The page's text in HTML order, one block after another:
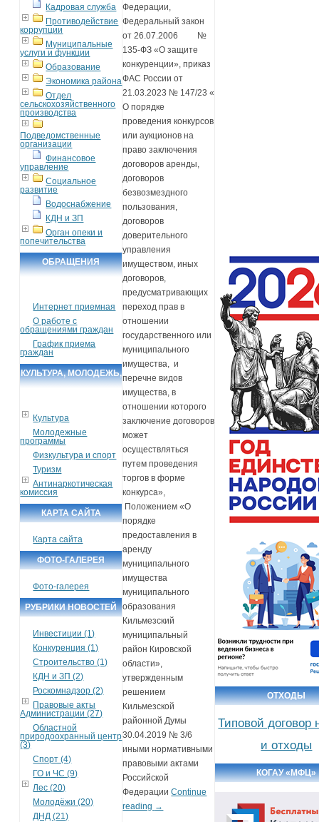
Кадровая служба
Противодействие
коррупции
Муниципальные
услуги и функции
Образование
Экономика района
Отдел
сельскохозяйственного
производства
Подведомственные
организации
Финансовое
управление
Социальное
развитие
Водоснабжение
КДН и ЗП
Орган опеки и
попечительства
ОБРАЩЕНИЯ
Интернет приемная
О работе с
обращениями граждан
График приема
граждан
КУЛЬТУРА, МОЛОДЕЖЬ,
Культура
Молодежные
программы
Физкультура и спорт
Туризм
Антинаркотическая
комиссия
КАРТА САЙТА
Карта сайта
ФОТО-ГАЛЕРЕЯ
Фото-галерея
РУБРИКИ НОВОСТЕЙ
Инвестиции (1)
Конкуренция (1)
Строительство (1)
КДН и ЗП (2)
Роскомнадзор (2)
Правовые акты
Администрации (27)
Областной
природоохранный центр
(3)
Спорт (4)
ГО и ЧС (9)
Лес (20)
Молодёжи (20)
ДНД (21)
Федерации,
Федеральный закон
от 26.07.2006 №
135-ФЗ «О защите
конкуренции», приказ
ФАС России от
21.03.2023 № 147/23 «
О порядке
проведения конкурсов
или аукционов на
право заключения
договоров аренды,
договоров
безвозмездного
пользования,
договоров
доверительного
управления
имуществом, иных
договоров,
предусматривающих
переход прав в
отношении
государственного или
муниципального
имущества, и
перечне видов
имущества, в
отношении которого
заключение договоров
может
осуществляться
путем проведения
торгов в форме
конкурса»,
Положением «О
порядке
предоставления в
аренду
муниципального
имущества
муниципального
образования
Кильмезский
муниципальный
район Кировской
области»,
утвержденным
решением
Кильмезской
районной Думы
30.04.2019 № 3/6
иными нормативными
правовыми актами
Российской
ФедерацииContinue
reading →
ОТХОДЫ
Типовой договор
и отходы
КОГАУ «МФЦ»